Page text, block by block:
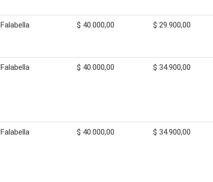
Falabella $ 40.000,00 $ 29.900,00
Falabella $ 40.000,00 $ 34.900,00
Falabella $ 40.000,00 $ 34.900,00